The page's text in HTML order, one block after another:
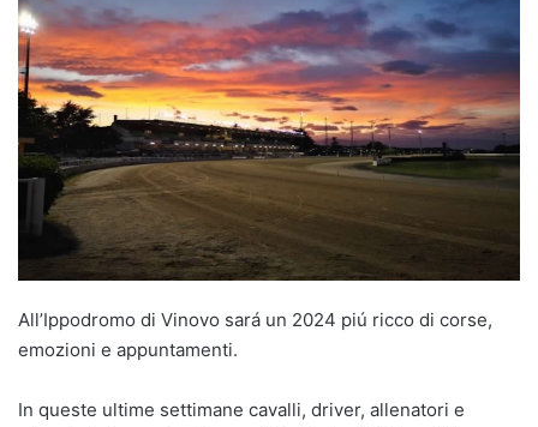
All’Ippodromo di Vinovo sará un 2024 piú ricco di corse,
emozioni e appuntamenti.
In queste ultime settimane cavalli, driver, allenatori e